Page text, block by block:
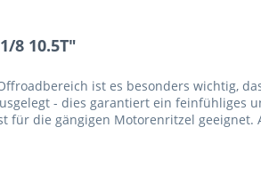
8 10.5T"
ist es besonders wichtig,
- dies garantiert ein feinfühliges
die gängigen Motorenritzel geeignet.